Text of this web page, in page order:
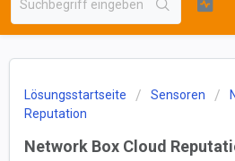
Lösungsstartseite Sensoren
Reputation
Network Box Cloud